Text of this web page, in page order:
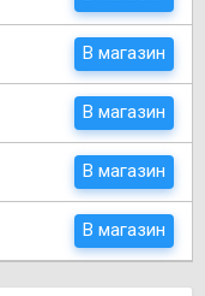
В магазин
В магазин
В магазин
В магазин